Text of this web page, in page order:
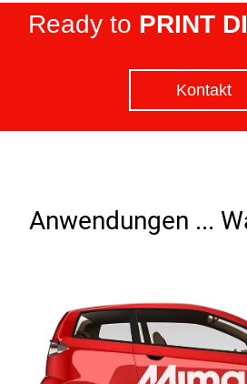
Ready to PRINT
Kontakt
Anwendungen ...